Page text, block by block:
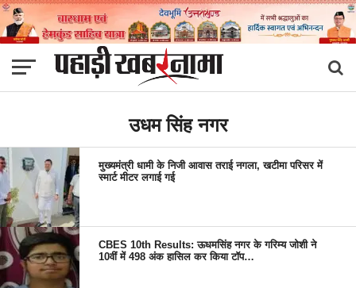
उधम सिंह नगर
मुख्यमंत्री धामी के निजी आवास तराई नगला, खटीमा परिसर में
स्मार्ट मीटर लगाई गई
CBES 10th Results: ऊधमसिंह नगर के गरिम्य जोशी ने
10वीं में 498 अंक हासिल कर किया टॉप…